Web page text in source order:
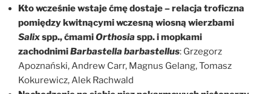
Kto wcześnie wstaje ćmę dostaje – relacja troficzna
pomiędzy kwitnącymi wczesną wiosną wierzbami
Salixspp., ćmamiOrthosia spp. i mopkami
zachodnimiBarbastella barbastellus: Grzegorz
Apoznański, Andrew Carr, Magnus Gelang, Tomasz
Kokurewicz, Alek Rachwald